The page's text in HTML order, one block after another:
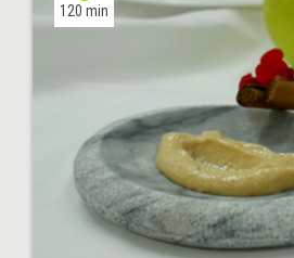
120 min